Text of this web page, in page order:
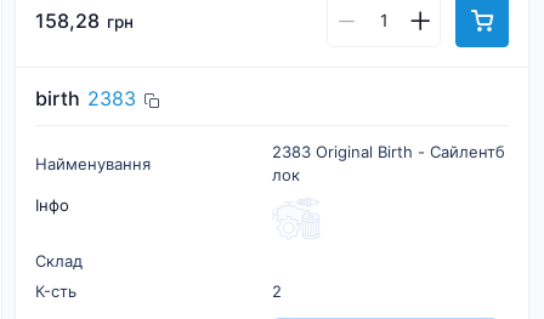
158,28 грн
birth 2383
Найменування
2383 Original Birth - Сайлентб
лок
Інфо
Склад
К-cть
2